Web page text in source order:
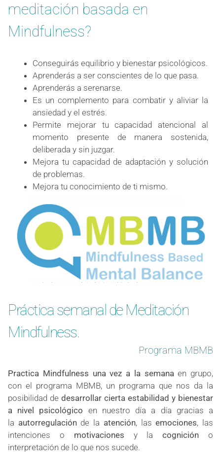
meditación basada en
Mindfulness?
Conseguirás equilibrio y bienestar psicológicos.
Aprenderás a ser conscientes de lo que pasa.
Aprenderás a serenarse.
Es un complemento para combatir y aliviar la
ansiedad y el estrés.
Permite mejorar tu capacidad atencional al
momento presente de manera sostenida,
deliberada y sin juzgar.
Mejora tu capacidad de adaptación y solución
de problemas.
Mejora tu conocimiento de ti mismo.
Práctica semanal de Meditación
Mindfulness.
Programa MBMB
Practica Mindfulness una vez a la semanaen grupo,
con el programa MBMB, un programa que nos da la
posibilidad de desarrollar cierta estabilidad y bienestar
a nivel psicológico en nuestro día a día gracias a
la autorregulaciónde la atención, lasemociones, las
intenciones o motivaciones y lacognicióno
interpretación de lo que nos sucede.